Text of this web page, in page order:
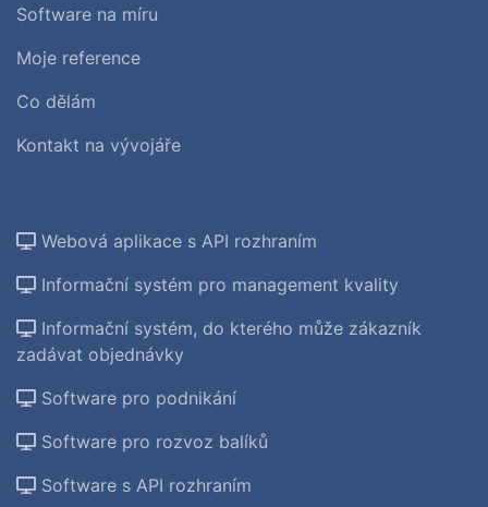
Software na míru
Moje reference
Co dělám
Kontakt na vývojáře
Webová aplikace s API rozhraním
Informační systém pro management kvality
Informační systém, do kterého může zákazník
zadávat objednávky
Software pro podnikání
Software pro rozvoz balíků
Software s API rozhraním